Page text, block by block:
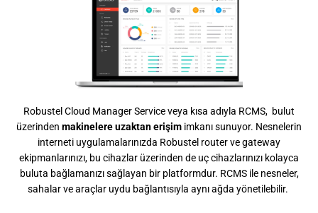
Robustel Cloud Manager Service veya kısa adıyla RCMS, bulut
üzerinden makinelere uzaktan erişim imkanı sunuyor. Nesnelerin
interneti uygulamalarınızda Robustel router ve gateway
ekipmanlarınızı, bu cihazlar üzerinden de uç cihazlarınızı kolayca
buluta bağlamanızı sağlayan bir platformdur. RCMS ile nesneler,
sahalar ve araçlar uydu bağlantısıyla aynı ağda yönetilebilir.